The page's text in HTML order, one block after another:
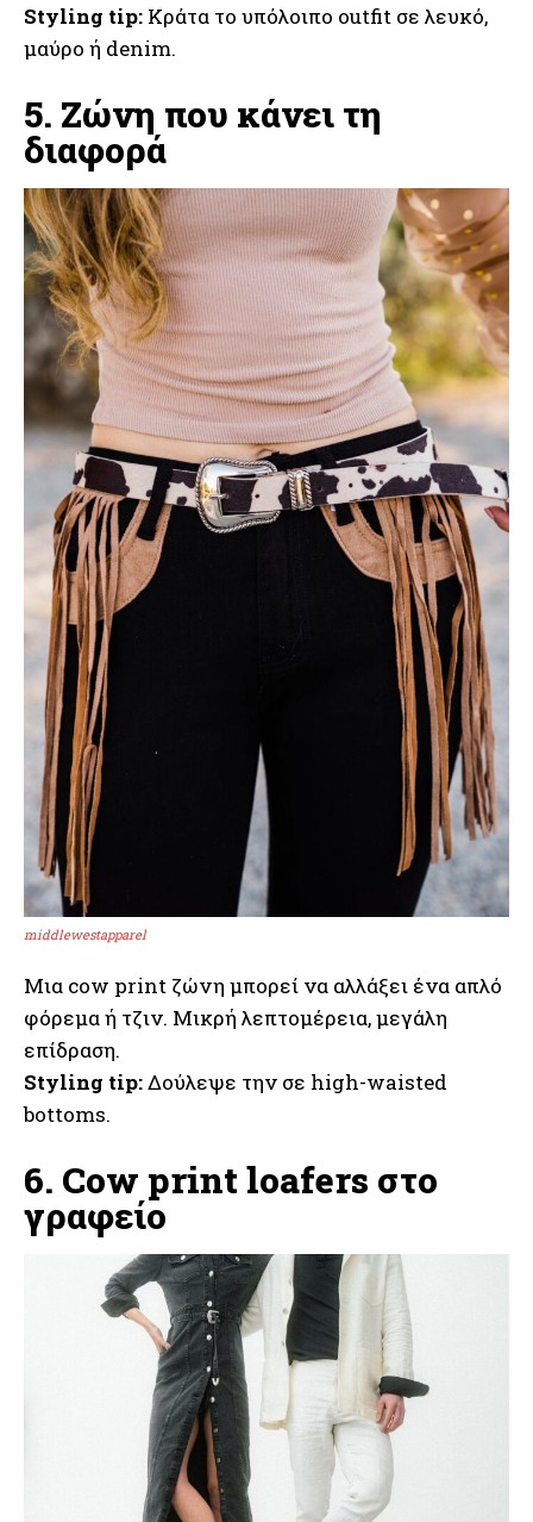
Styling tip: Κράτα το υπόλοιπο outfit σε λευκό,
μαύρο ή denim.
5. Ζώνη που κάνει τη
διαφορά
middlewestapparel
Μια cow print ζώνη μπορεί να αλλάξει ένα απλό
φόρεμα ή τζιν. Μικρή λεπτομέρεια, μεγάλη
επίδραση.
Styling tip:Δούλεψε την σε high-waisted
bottoms.
6. Cow print loafers στο
γραφείο